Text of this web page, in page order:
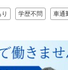
学歴不問 車通